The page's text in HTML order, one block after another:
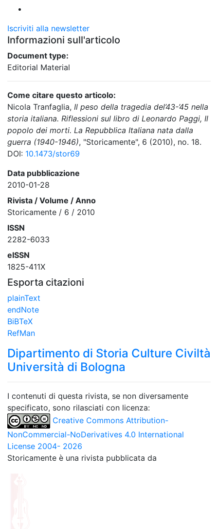
Iscriviti alla newsletter
Informazioni sull'articolo
Document type:
Editorial Material
Come citare questo articolo:
Nicola Tranfaglia, Il peso della tragedia del’43-’45 nella
storia italiana. Riflessioni sul libro di Leonardo Paggi, Il
popolo dei morti. La Repubblica Italiana nata dalla
guerra (1940-1946), "Storicamente", 6 (2010), no. 18.
DOI: 10.1473/stor69
Data pubblicazione
2010-01-28
Rivista / Volume / Anno
Storicamente / 6 / 2010
ISSN
2282-6033
eISSN
1825-411X
Esporta citazioni
plainText
endNote
BiBTeX
RefMan
Dipartimento di Storia Culture Civiltà
Università di Bologna
I contenuti di questa rivista, se non diversamente
specificato, sono rilasciati con licenza:
Creative Commons Attribution-
NonCommercial-NoDerivatives 4.0 International
License 2004- 2026
Storicamente è una rivista pubblicata da